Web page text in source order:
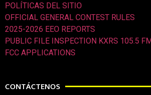
POLÍTICAS DEL SITIO
OFFICIAL GENERAL CONTEST RULES
2025-2026 EEO REPORTS
PUBLIC FILE INSPECTION KXRS 105.5
FCC APPLICATIONS
CONTÁCTENOS